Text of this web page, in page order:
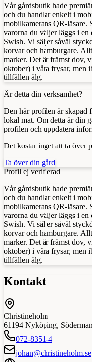
Vår gårdsbutik hade
och du handlar enkelt i
mobilkamerans QR-läsare.
varorna du väljer läggs i
Swish. Vi säljer såväl
korvar och hamburgare.
marker. Det är främst dov,
oktober) i våra frysar, men
tillfällen älg.
Är detta din verksamhet?
Den här profilen är skapad
lokal mat. Om detta är din
profilen och uppdatera
Det kostar inget att ta över
Ta över din gård
Profil ej verifierad
Vår gårdsbutik hade
och du handlar enkelt i
mobilkamerans QR-läsare.
varorna du väljer läggs i
Swish. Vi säljer såväl
korvar och hamburgare.
marker. Det är främst dov,
oktober) i våra frysar, men
tillfällen älg.
Kontakt
Christineholm
61194 Nyköping,
072-8351-4
johan@christineholm.se